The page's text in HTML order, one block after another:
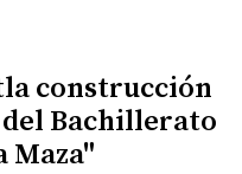
construcción
del Bachillerato
Maza"